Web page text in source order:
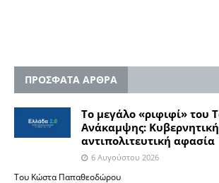
ΠΡΟΣΦΑΤΑ ΑΡΘΡΑ
Το μεγάλο «ριφιφί» του
Ανάκαμψης:
αντιπολιτευτική αφασία
6 Αυγούστου 2026
Του Κώστα Παπαθεοδώρου